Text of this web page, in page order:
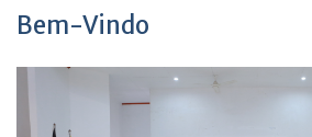
Bem-Vindo